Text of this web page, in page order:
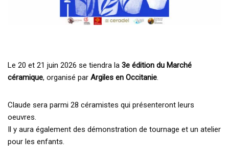
Le 20 et 21 juin 2026 se tiendra la 3e édition du Marché
céramique, organisé par Argiles en Occitanie.
Claude sera parmi 28 céramistes qui présenteront leurs
oeuvres.
Il y aura également des démonstration de tournage et un atelier
pour les enfants.